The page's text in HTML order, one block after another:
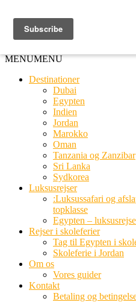
MENUMENU
Destinationer
Dubai
Egypten
Indien
Jordan
Marokko
Oman
Tanzania og Zanzibar
Sri Lanka
Sydkorea
Luksusrejser
:Luksussafari og
topklasse
Egypten –
Rejser i skoleferier
Tag til Egypten i
Skoleferie i Jordan
Om os
Vores guider
Kontakt
Betaling og